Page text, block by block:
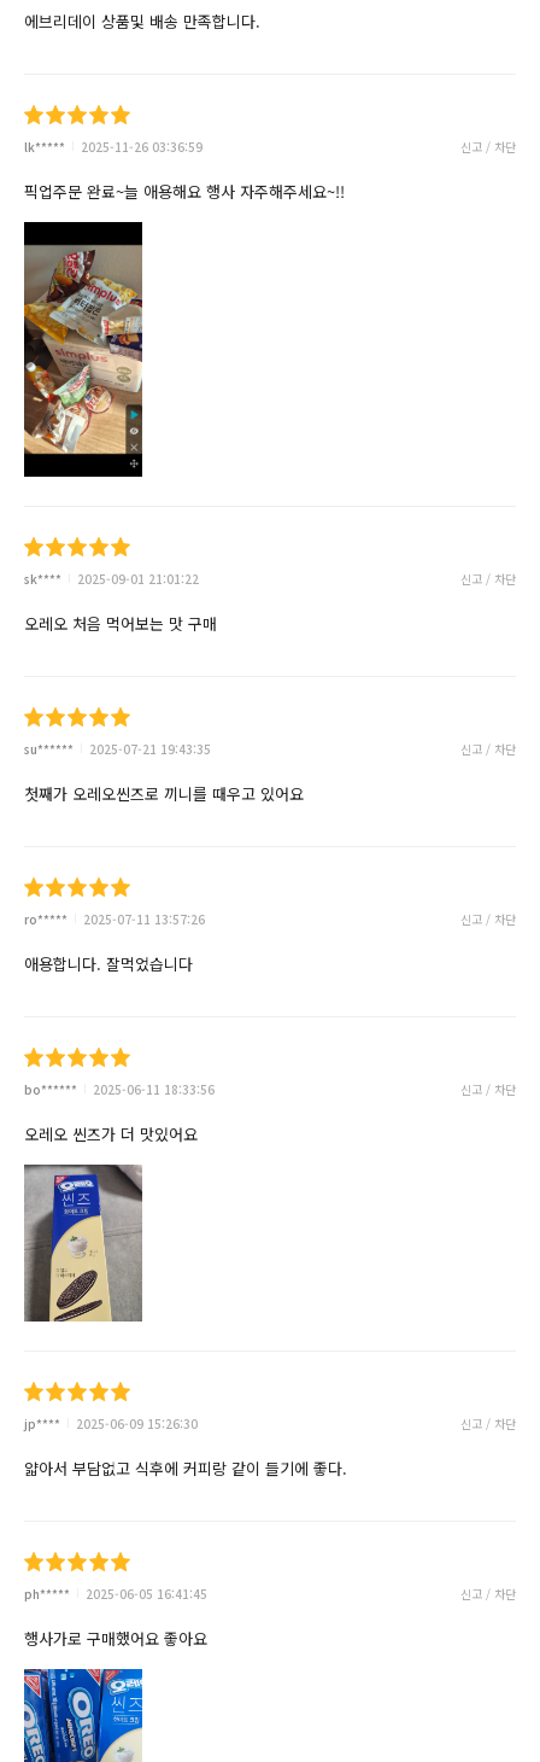
에브리데이 상품및 배송 만족합니다.
lk***** 2025-11-26 03:36:59 신고 / 차단
픽업주문 완료~늘 애용해요 행사 자주해주세요~!!
sk**** 2025-09-01 21:01:22 신고 / 차단
오레오 처음 먹어보는 맛 구매
su****** 2025-07-21 19:43:35 신고 / 차단
첫째가 오레오씬즈로 끼니를 때우고 있어요
ro***** 2025-07-11 13:57:26 신고 / 차단
애용합니다. 잘먹었습니다
bo****** 2025-06-11 18:33:56 신고 / 차단
오레오 씬즈가 더 맛있어요
jp**** 2025-06-09 15:26:30 신고 / 차단
얇아서 부담없고 식후에 커피랑 같이 들기에 좋다.
ph***** 2025-06-05 16:41:45 신고 / 차단
행사가로 구매했어요 좋아요